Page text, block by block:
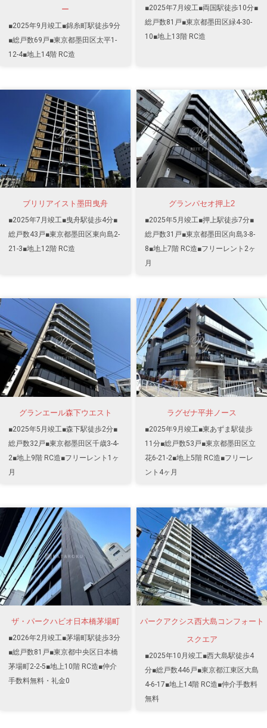
ー
■2025年9月竣工■錦糸町駅徒歩9分
■総戸数69戸■東京都墨田区太平1-
12-4■地上14階 RC造
■2025年7月竣工■両国駅徒歩10分■
総戸数81戸■東京都墨田区緑4-30-
10■地上13階 RC造
ブリリアイスト墨田曳舟
■2025年7月竣工■曳舟駅徒歩4分■
総戸数43戸■東京都墨田区東向島2-
21-3■地上12階 RC造
グランパセオ押上2
■2025年5月竣工■押上駅徒歩7分■
総戸数31戸■東京都墨田区向島3-8-
8■地上7階 RC造■フリーレント2ヶ
月
グランエール森下ウエスト
■2025年5月竣工■森下駅徒歩2分■
総戸数32戸■東京都墨田区千歳3-4-
2■地上9階 RC造■フリーレント1ヶ
月
ラグゼナ平井ノース
■2025年9月竣工■東あずま駅徒歩
11分■総戸数53戸■東京都墨田区立
花6-21-2■地上5階 RC造■フリーレ
ント4ヶ月
ザ・パークハビオ日本橋茅場町
■2026年2月竣工■茅場町駅徒歩3分
■総戸数81戸■東京都中央区日本橋
茅場町2-2-5■地上10階 RC造■仲介
手数料無料・礼金0
パークアクシス西大島コンフォート
スクエア
■2025年10月竣工■西大島駅徒歩4
分■総戸数446戸■東京都江東区大島
4-6-17■地上14階 RC造■仲介手数料
無料